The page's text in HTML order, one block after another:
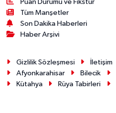
Puan Durumu ve Fikstür
Tüm Manşetler
Son Dakika Haberleri
Haber Arşivi
Gizlilik Sözleşmesi İletişim
Afyonkarahisar
Bilecik
Kütahya
Rüya Tabirleri